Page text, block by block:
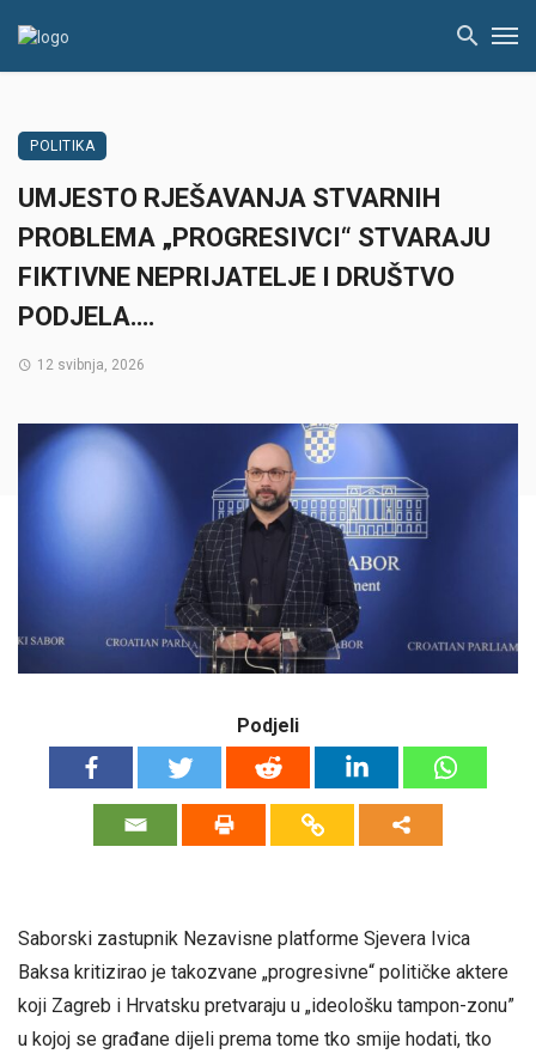
POLITIKA
UMJESTO RJEŠAVANJA STVARNIH
PROBLEMA „PROGRESIVCI“ STVARAJU
FIKTIVNE NEPRIJATELJE I DRUŠTVO
PODJELA….
12 svibnja, 2026
Podjeli
Saborski zastupnik Nezavisne platforme Sjevera Ivica
Baksa kritizirao je takozvane „progresivne“ političke aktere
koji Zagreb i Hrvatsku pretvaraju u „ideološku tampon-zonu”
u kojoj se građane dijeli prema tome tko smije hodati, tko